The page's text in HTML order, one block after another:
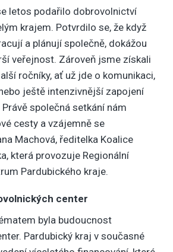
letos podařilo dobrovolnictví
krajem. Potvrdilo se, že když
a plánují společně, dokážou
veřejnost. Zároveň jsme získali
ročníky, ať už jde o komunikaci,
ještě intenzivnější zapojení
společná setkání nám
cesty a vzájemně se
Machová, ředitelka Koalice
která provozuje Regionální
Pardubického kraje.
center
byla budoucnost
Pardubický kraj v současné